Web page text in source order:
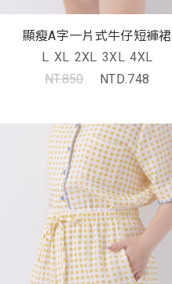
顯瘦A字一片式牛仔短褲裙
L XL 2XL 3XL 4XL
NT.850
NTD.748